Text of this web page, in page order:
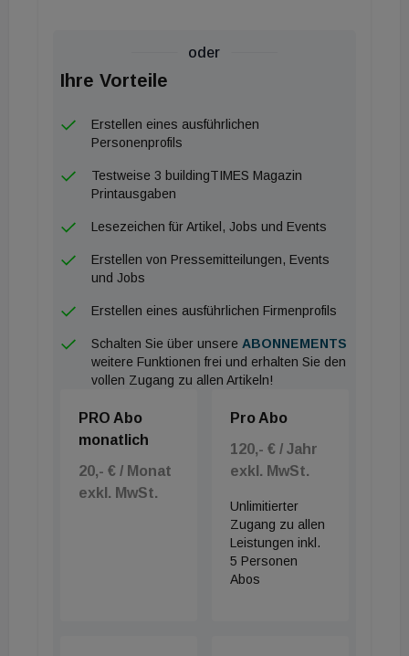
Sieger Revitalisierung Rathaus Prinzersdorf
Die Generalsanierung und der Zubau des
wiederum ein Vorzeigebeispiel für
zukunftsgerichtetes Planen und Bauen: Durch die
Revitalisierung des Rathauses aus den 1970er
Jahren wurde der Ortskern von Prinzersdorf
aktiviert, statt einem Neubau wurde das Objekt
ökologisch anspruchsvoll und ressourcenschonend
Anton Glasmaier, BDÖ-Vorstandsvorsitzender,
zeigt sich von der Qualität der Projekte
beeindruckt: „Es ist sehr erfreulich ist, dass
Nachhaltigkeit und soziale Ökologie im Planen und
Bauen längst angekommen sind. Das Bewusstsein
oder
Ihre Vorteile
Erstellen eines ausführlichen
Personenprofils
Testweise 3 buildingTIMES Magazin
Printausgaben
Lesezeichen für Artikel, Jobs und Events
Erstellen von Pressemitteilungen, Events
und Jobs
Erstellen eines ausführlichen Firmenprofils
Schalten Sie über unsere ABONNEMENTS
weitere Funktionen frei und erhalten Sie den
vollen Zugang zu allen Artikeln!
PRO Abo
monatlich
20,- € / Monat
exkl. MwSt.
Pro Abo
120,- € / Jahr
exkl. MwSt.
Unlimitierter
Zugang zu allen
Leistungen inkl.
5 Personen
Abos